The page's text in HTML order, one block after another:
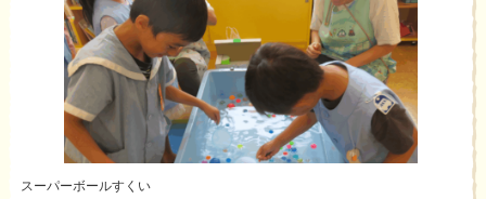
スーパーボールすくい